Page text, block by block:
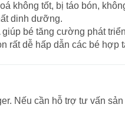
không tốt, bị táo bón,
dinh dưỡng.
bé tăng cường phát
rất dễ hấp dẫn các bé hợp
Nếu cần hỗ trợ tư vấn